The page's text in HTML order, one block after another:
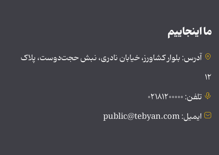
ما اینجاییم
آدرس: بلوار کشاورز، خیابان نادری، نبش حجت‌دوست، پلاک
۱۲
تلفن: ۰۲۱۸۱۲۰۰۰۰۰
ایمیل: public@tebyan.com